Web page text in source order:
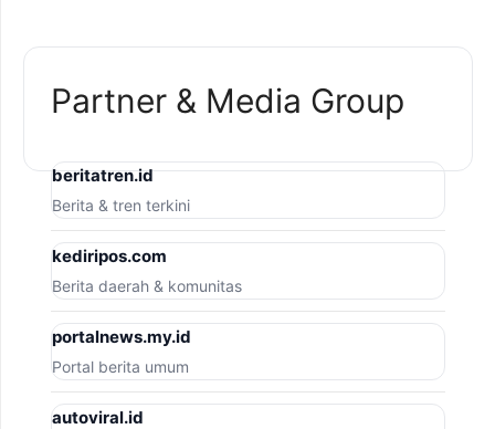
Partner & Media Group
beritatren.id
Berita & tren terkini
kediripos.com
Berita daerah & komunitas
portalnews.my.id
Portal berita umum
autoviral.id